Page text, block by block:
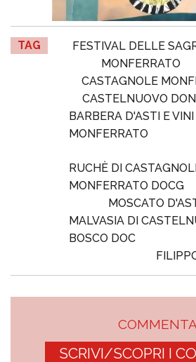
TAG FESTIVAL DELLE
MONFERRATO
CASTAGNOLE
CASTELNUOVO
BARBERA D'ASTI E
MONFERRATO
RUCHÈ DI
MONFERRATO DOCG
MOSCATO
MALVASIA DI
BOSCO DOC
COMMENTA
SCRIVI/SCOPRI I